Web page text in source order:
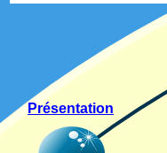
Présentation